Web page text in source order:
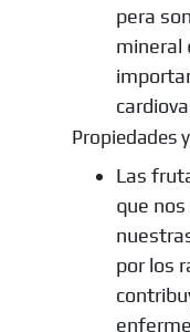
pera
mineral
Propiedades
Las
que
por los